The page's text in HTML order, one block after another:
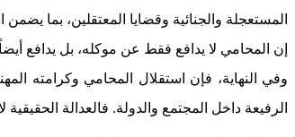
المستعجلة والجنائية وقضايا المعتقلين، بما
إن المحامي لا يدافع فقط عن موكله، بل يدافع
وفي النهاية، فإن استقلال المحامي وكرامته
الرفيعة داخل المجتمع والدولة. فالعدالة